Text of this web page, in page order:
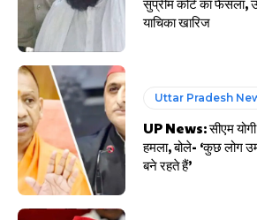
याचिका खारिज
Uttar Pradesh
UP News: सीएम
हमला, बोले- ‘कुछ लोग
बने रहते हैं’